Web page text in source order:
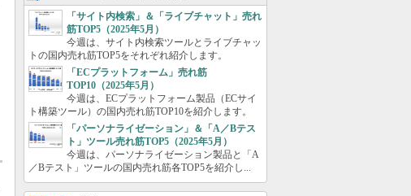
「サイト内検索」＆「ライブチャット」売れ
筋TOP5（2025年5月）
今週は、サイト内検索ツールとライブチャッ
トの国内売れ筋TOP5をそれぞれ紹介します。
「ECプラットフォーム」売れ筋
TOP10（2025年5月）
今週は、ECプラットフォーム製品（ECサイ
ト構築ツール）の国内売れ筋TOP10を紹介します。
「パーソナライゼーション」＆「A／Bテス
ト」ツール売れ筋TOP5（2025年5月）
今週は、パーソナライゼーション製品と「A
／Bテスト」ツールの国内売れ筋各TOP5を紹介し...